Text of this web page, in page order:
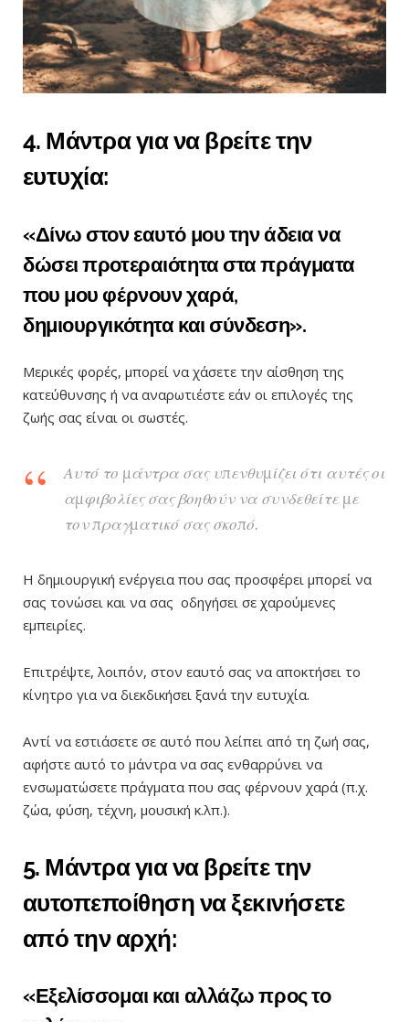
4. Μάντρα για να βρείτε την
ευτυχία:
«Δίνω στον εαυτό μου την άδεια να
δώσει προτεραιότητα στα πράγματα
που μου φέρνουν χαρά,
δημιουργικότητα και σύνδεση».
Μερικές φορές, μπορεί να χάσετε την αίσθηση της
κατεύθυνσης ή να αναρωτιέστε εάν οι επιλογές της
ζωής σας είναι οι σωστές.
Αυτό το μάντρα σας υπενθυμίζει ότι αυτές οι
αμφιβολίες σας βοηθούν να συνδεθείτε με
τον πραγματικό σας σκοπό.
Η δημιουργική ενέργεια που σας προσφέρει μπορεί να
σας τονώσει και να σας οδηγήσει σε χαρούμενες
εμπειρίες.
Επιτρέψτε, λοιπόν, στον εαυτό σας να αποκτήσει το
κίνητρο για να διεκδικήσει ξανά την ευτυχία.
Αντί να εστιάσετε σε αυτό που λείπει από τη ζωή σας,
αφήστε αυτό το μάντρα να σας ενθαρρύνει να
ενσωματώσετε πράγματα που σας φέρνουν χαρά (π.χ.
ζώα, φύση, τέχνη, μουσική κ.λπ.).
5. Μάντρα για να βρείτε την
αυτοπεποίθηση να ξεκινήσετε
από την αρχή:
«Εξελίσσομαι και αλλάζω προς το